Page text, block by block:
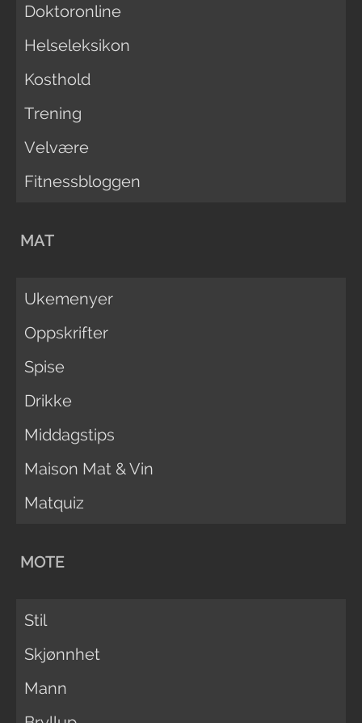
Doktoronline
Helseleksikon
Kosthold
Trening
Velvære
Fitnessbloggen
MAT
Ukemenyer
Oppskrifter
Spise
Drikke
Middagstips
Maison Mat & Vin
Matquiz
MOTE
Stil
Skjønnhet
Mann